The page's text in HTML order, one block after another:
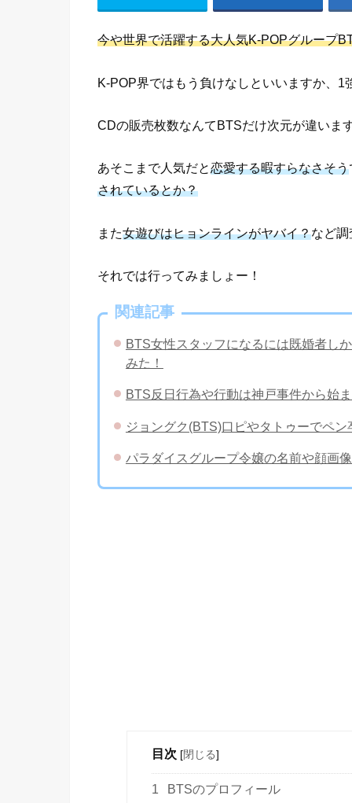
今や世界で活躍する大人気K-POPグループ
K-POP界ではもう負けなしといいますか、1
CDの販売枚数なんてBTSだけ次元が違いま
あそこまで人気だと恋愛する暇すらなさそう
されているとか？
また女遊びはヒョンラインがヤバイ？など
それでは行ってみましょー！
関連記事
BTS女性スタッフになるには既婚者し
みた！
BTS反日行為や行動は神戸事件から始
ジョングク(BTS)口ピやタトゥーでペ
パラダイスグループ令嬢の名前や顔画
目次 [閉じる]
1 BTSのプロフィール